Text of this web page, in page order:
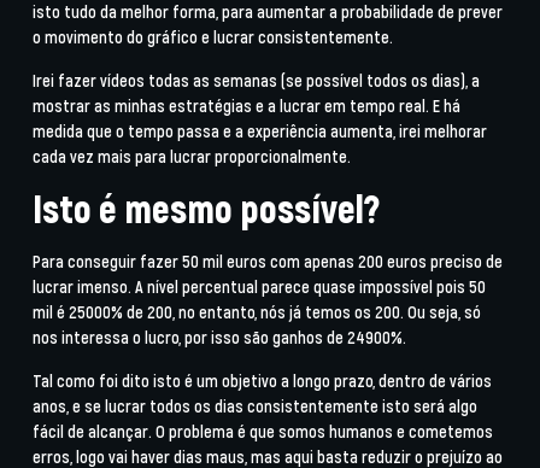
isto tudo da melhor forma, para aumentar a probabilidade de prever
o movimento do gráfico e lucrar consistentemente.
Irei fazer vídeos todas as semanas (se possível todos os dias), a
mostrar as minhas estratégias e a lucrar em tempo real. E há
medida que o tempo passa e a experiência aumenta, irei melhorar
cada vez mais para lucrar proporcionalmente.
Isto é mesmo possível?
Para conseguir fazer 50 mil euros com apenas 200 euros preciso de
lucrar imenso. A nível percentual parece quase impossível pois 50
mil é 25000% de 200, no entanto, nós já temos os 200. Ou seja, só
nos interessa o lucro, por isso são ganhos de 24900%.
Tal como foi dito isto é um objetivo a longo prazo, dentro de vários
anos, e se lucrar todos os dias consistentemente isto será algo
fácil de alcançar. O problema é que somos humanos e cometemos
erros, logo vai haver dias maus, mas aqui basta reduzir o prejuízo ao